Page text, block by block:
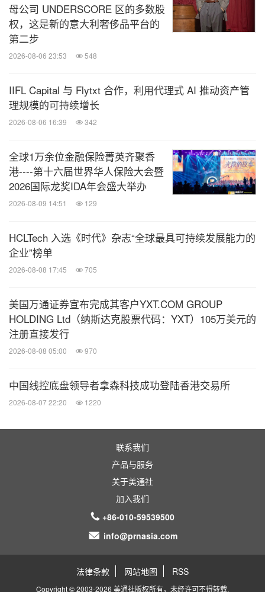
母公司 UNDERSCORE 区的多数股
权，这是新的意大利奢侈品平台的
第二步
2026-08-06 23:53 548
IIFL Capital 与 Flytxt 合作，利用代理式 AI 推动资产管
理规模的可持续增长
2026-08-06 16:39 342
全球1万余位金融保险菁英齐聚香
港----第十六届世界华人保险大会暨
2026国际龙奖IDA年会盛大举办
2026-08-09 14:51 129
HCLTech 入选《时代》杂志“全球最具可持续发展能力的
企业”榜单
2026-08-08 17:45 705
美国万通证券宣布完成其客户YXT.COM GROUP
HOLDING Ltd（纳斯达克股票代码：YXT）105万美元的
注册直接发行
2026-08-08 05:00 970
中国线控底盘领导者拿森科技成功登陆香港交易所
2026-08-07 22:20 1220
联系我们
产品与服务
关于美通社
加入我们
+86-010-59539500
info@prnasia.com
法律条款 网站地图 RSS
Copyright © 2003-2026 美通社版权所有，未经许可不得转载.